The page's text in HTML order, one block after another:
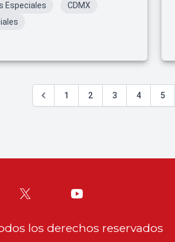
Especiales
CDMX
1 2 3 4 5
los derechos reservados